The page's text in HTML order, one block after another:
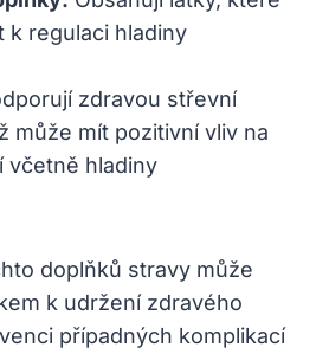
k regulaci hladiny
zdravou střevní
může mít pozitivní vliv na
včetně hladiny
doplňků stravy může
k udržení zdravého
případných komplikací